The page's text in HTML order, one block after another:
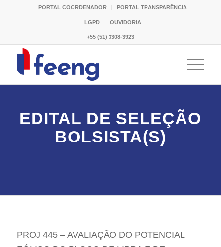
PORTAL COORDENADOR PORTAL TRANSPARÊNCIA
LGPD OUVIDORIA
+55 (51) 3308-3923
EDITAL DE SELEÇÃO
BOLSISTA(S)
PROJ 445 – AVALIAÇÃO DO POTENCIAL